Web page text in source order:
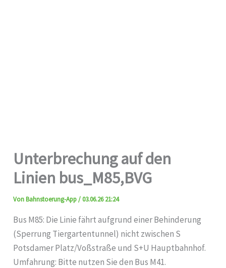
Unterbrechung auf den
Linien bus_M85,BVG
VonBahnstoerung-App/ 03.06.26 21:24
Bus M85: Die Linie fährt aufgrund einer Behinderung
(Sperrung Tiergartentunnel) nicht zwischen S
Potsdamer Platz/Voßstraße und S+U Hauptbahnhof.
Umfahrung: Bitte nutzen Sie den Bus M41.